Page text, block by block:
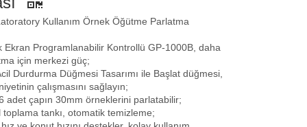
Kullanım Örnek Öğütme Parlatma
Ekran Programlanabilir Kontrollü GP-1000B, daha
için merkezi güç;
Durdurma Düğmesi Tasarımı ile Başlat düğmesi,
çalışmasını sağlayın;
adet çapın 30mm örneklerini parlatabilir;
toplama tankı, otomatik temizleme;